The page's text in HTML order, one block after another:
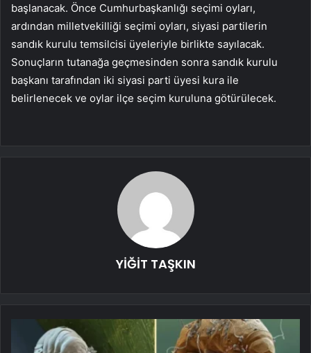
başlanacak. Önce Cumhurbaşkanlığı seçimi oyları,
ardından milletvekilliği seçimi oyları, siyasi partilerin
sandık kurulu temsilcisi üyeleriyle birlikte sayılacak.
Sonuçların tutanağa geçmesinden sonra sandık kurulu
başkanı tarafından iki siyasi parti üyesi kura ile
belirlenecek ve oylar ilçe seçim kuruluna götürülecek.
YİĞİT TAŞKIN